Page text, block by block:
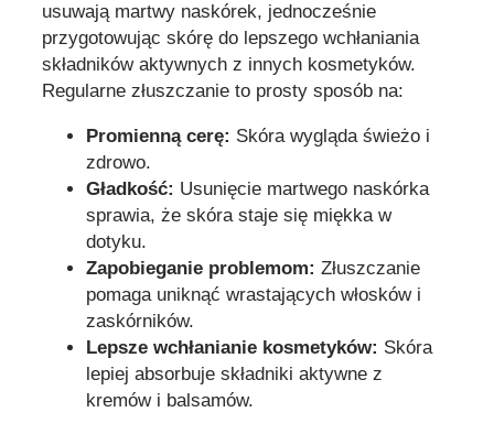
usuwają martwy naskórek, jednocześnie
przygotowując skórę do lepszego wchłaniania
składników aktywnych z innych kosmetyków.
Regularne złuszczanie to prosty sposób na:
Promienną cerę: Skóra wygląda świeżo i
zdrowo.
Gładkość: Usunięcie martwego naskórka
sprawia, że skóra staje się miękka w
dotyku.
Zapobieganie problemom: Złuszczanie
pomaga uniknąć wrastających włosków i
zaskórników.
Lepsze wchłanianie kosmetyków: Skóra
lepiej absorbuje składniki aktywne z
kremów i balsamów.